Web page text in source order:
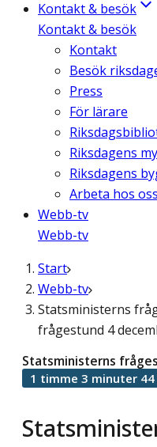
Kontakt & besök
Kontakt & besök
Kontakt
Besök
Press
För lärare
Riksdagens
Riksdagens
Arbeta hos oss
Webb-tv
Webb-tv
Start
Webb-tv
Statsministerns
frågestund 4
Statsministerns
1 timme 3 minuter